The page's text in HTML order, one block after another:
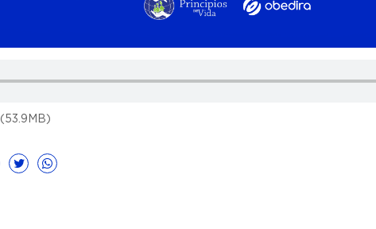
(53.9MB)